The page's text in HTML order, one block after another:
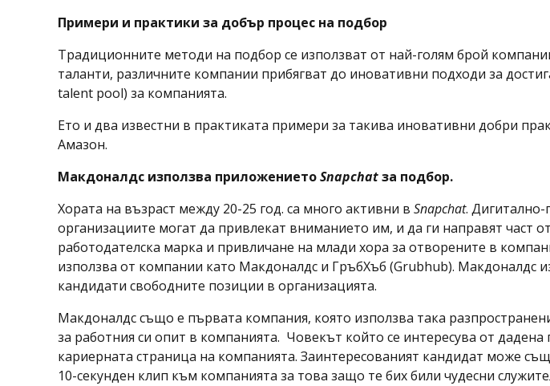
Примери и практики за добър процес на подбор
Традиционните методи на подбор се използват от най-голям брой
таланти, различните компании прибягват до иновативни подходи за
talent pool) за компанията.
Ето и два известни в практиката примери за такива иновативни добри
Амазон.
Макдоналдс използва приложениетоSnapchatза подбор.
Хората на възраст между 20-25 год. са много активни в Snapchat.
организациите могат да привлекат вниманието им, и да ги направят част
работодателска марка и привличане на млади хора за отворените в
използва от компании като Макдоналдс и ГръбХъб (Grubhub).
кандидати свободните позиции в организацията.
Макдоналдс също е първата компания, която използва така
за работния си опит в компанията. Човекът който се интересува от
кариерната страница на компанията. Заинтересованият кандидат може
10-секунден клип към компанията за това защо те бих били чудесни